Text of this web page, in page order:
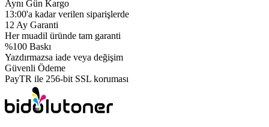
Aynı Gün Kargo
13:00'a kadar verilen siparişlerde
12 Ay Garanti
Her muadil üründe tam garanti
%100 Baskı
Yazdırmazsa iade veya değişim
Güvenli Ödeme
PayTR ile 256-bit SSL koruması